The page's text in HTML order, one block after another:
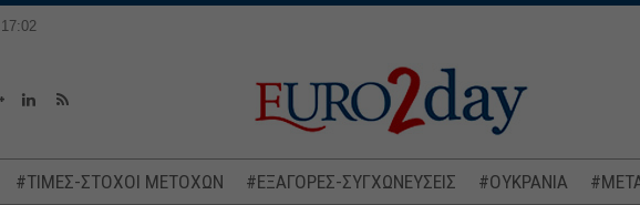
#ΤΙΜΕΣ-ΣΤΟΧΟΙ ΜΕΤΟΧΩΝ #ΕΞΑΓΟΡΕΣ-ΣΥΓΧΩΝΕΥΣΕΙΣ #ΟΥΚΡΑΝΙΑ